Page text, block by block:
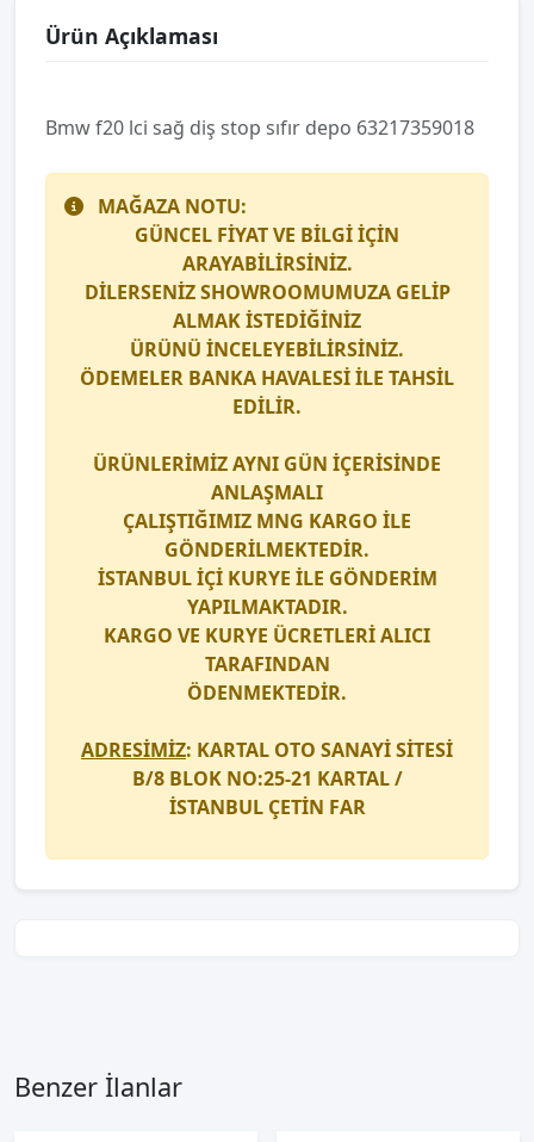
Ürün Açıklaması
Bmw f20 lci̇ sağ diş stop sıfır depo 63217359018
MAĞAZA NOTU:
GÜNCEL FİYAT VE BİLGİ İÇİN
ARAYABİLİRSİNİZ.
DİLERSENİZ SHOWROOMUMUZA GELİP
ALMAK İSTEDİĞİNİZ
ÜRÜNÜ İNCELEYEBİLİRSİNİZ.
ÖDEMELER BANKA HAVALESİ İLE TAHSİL
EDİLİR.
ÜRÜNLERİMİZ AYNI GÜN İÇERİSİNDE
ANLAŞMALI
ÇALIŞTIĞIMIZ MNG KARGO İLE
GÖNDERİLMEKTEDİR.
İSTANBUL İÇİ KURYE İLE GÖNDERİM
YAPILMAKTADIR.
KARGO VE KURYE ÜCRETLERİ ALICI
TARAFINDAN
ÖDENMEKTEDİR.
ADRESİMİZ: KARTAL OTO SANAYİ SİTESİ
B/8 BLOK NO:25-21 KARTAL /
İSTANBUL ÇETİN FAR
Benzer İlanlar